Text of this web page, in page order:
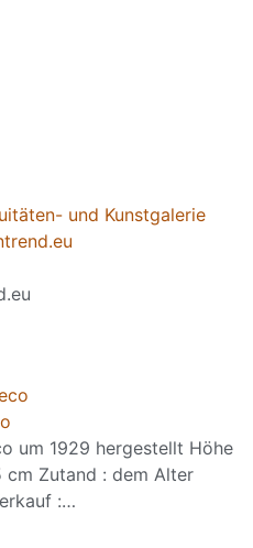
und Kunstgalerie
um 1929 hergestellt Höhe
cm Zutand : dem Alter
:…